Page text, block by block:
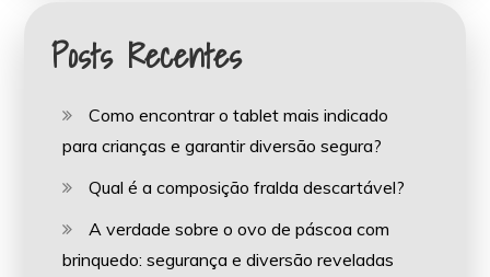
Posts Recentes
Como encontrar o tablet mais indicado
para crianças e garantir diversão segura?
Qual é a composição fralda descartável?
A verdade sobre o ovo de páscoa com
brinquedo: segurança e diversão reveladas